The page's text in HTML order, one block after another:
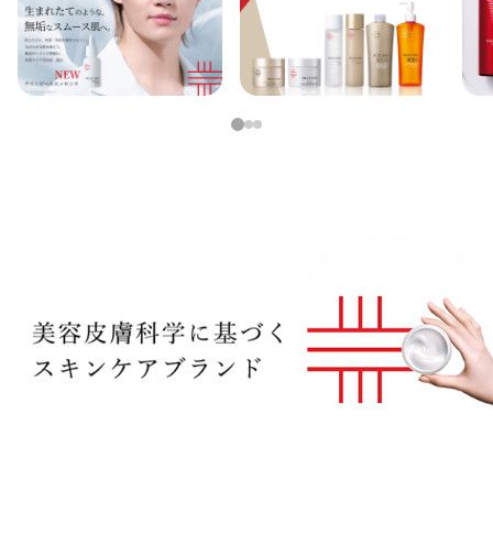
定期便
定期便
お電話でもご注文いただけます
0120-371-217
123